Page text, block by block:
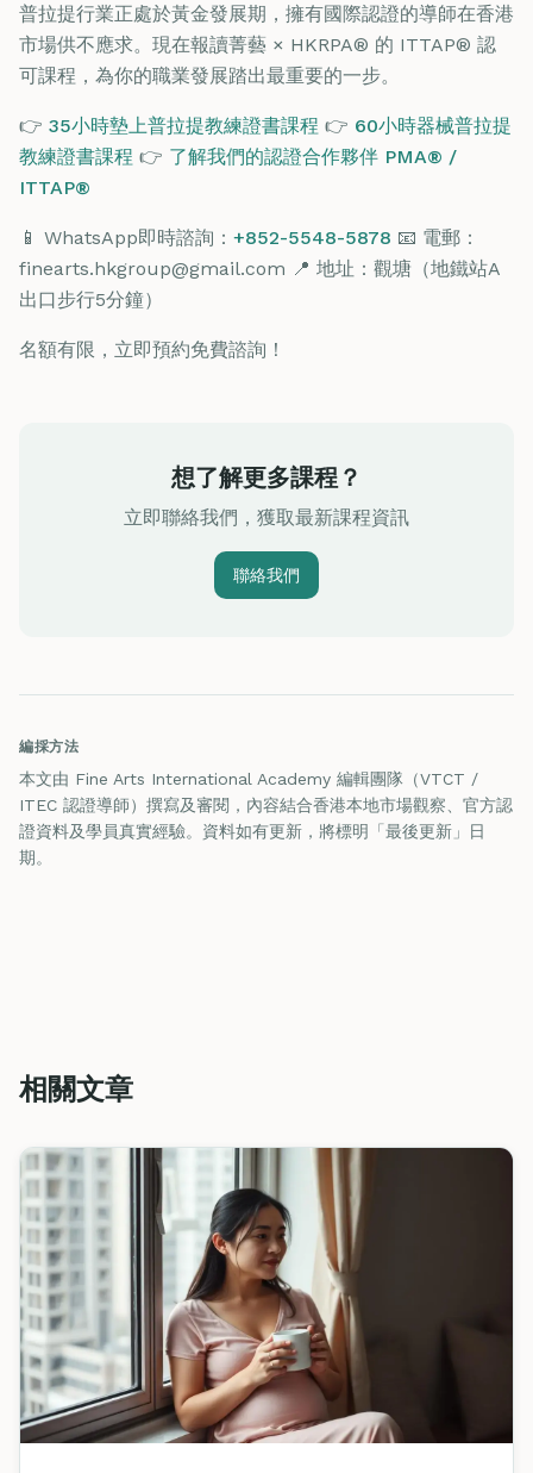
普拉提行業正處於黃金發展期，擁有國際認證的導師在香港
市場供不應求。現在報讀菁藝 × HKRPA® 的 ITTAP® 認
可課程，為你的職業發展踏出最重要的一步。
👉 35小時墊上普拉提教練證書課程 👉 60小時器械普拉提
教練證書課程 👉 了解我們的認證合作夥伴 PMA® /
ITTAP®
📱 WhatsApp即時諮詢： +852-5548-5878 📧 電郵：
finearts.hkgroup@gmail.com 📍 地址：觀塘（地鐵站A
出口步行5分鐘）
名額有限，立即預約免費諮詢！
想了解更多課程？
立即聯絡我們，獲取最新課程資訊
聯絡我們
編採方法
本文由 Fine Arts International Academy 編輯團隊（VTCT /
ITEC 認證導師）撰寫及審閱，內容結合香港本地市場觀察、官方認
證資料及學員真實經驗。資料如有更新，將標明「最後更新」日
期。
相關文章